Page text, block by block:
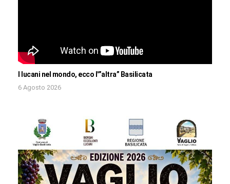
I lucani nel mondo, ecco l'”altra” Basilicata
6 Agosto 2026